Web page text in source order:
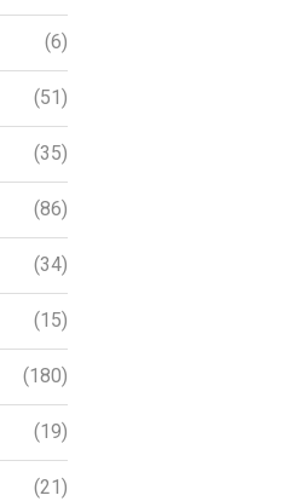
(6)
(51)
(35)
(86)
(34)
(15)
(180)
(19)
(21)